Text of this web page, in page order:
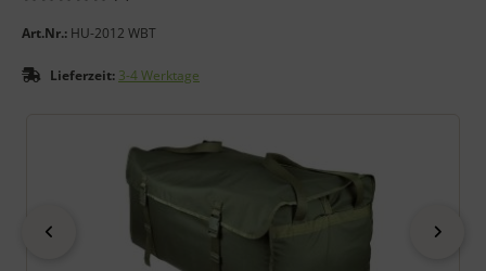
Art.Nr.: HU-2012 WBT
Lieferzeit: 3-4 Werktage